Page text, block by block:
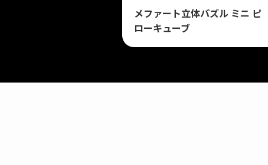
メファート立体パズル ミニ ピ
ローキューブ